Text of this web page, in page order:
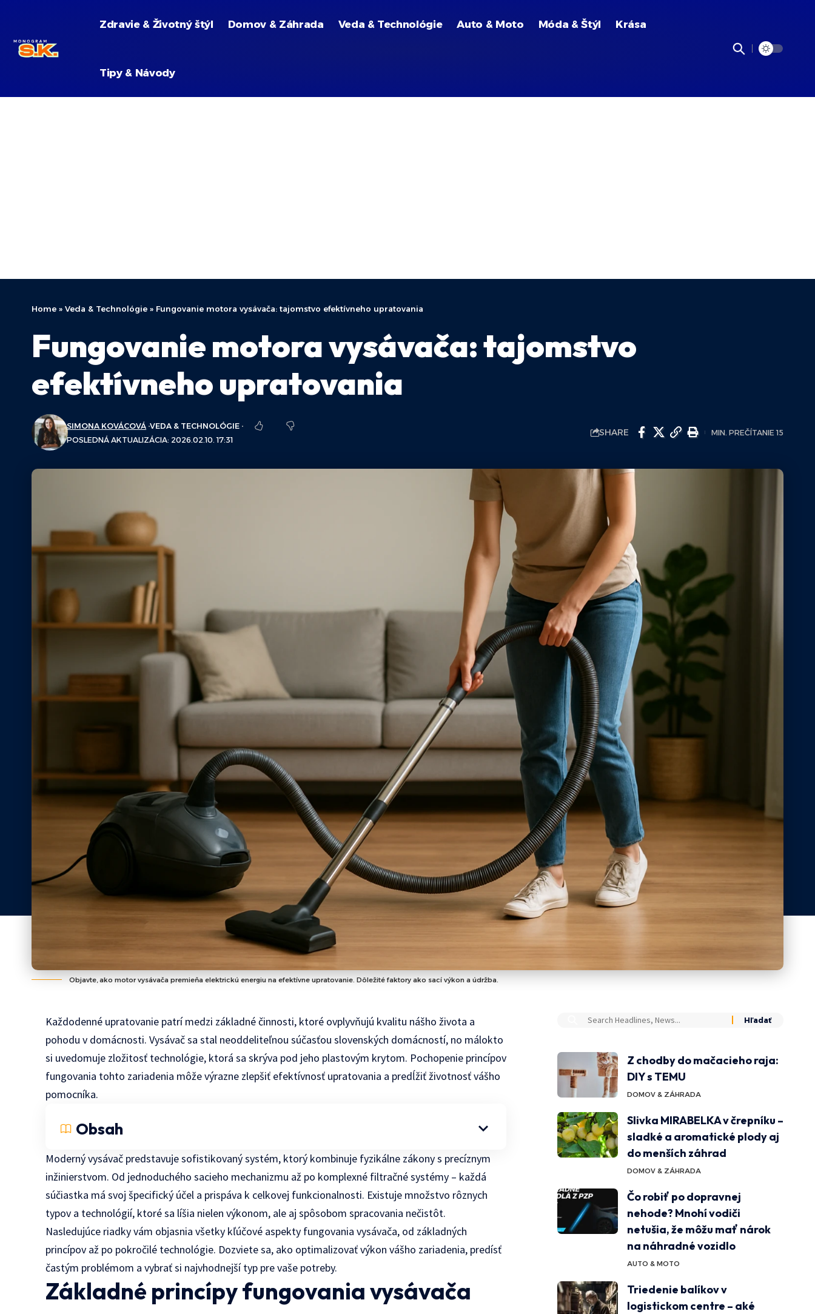
Zdravie & Životný štýl Domov & Záhrada Veda & Technológie Auto & Moto Móda & Štýl Krása
Tipy & Návody
Home » Veda & Technológie » Fungovanie motora vysávača: tajomstvo efektívneho upratovania
Fungovanie motora vysávača: tajomstvo
efektívneho upratovania
POSLEDNÁ AKTUALIZÁCIA: 2026.02.10. 17:31
SIMONA KOVÁCOVÁ VEDA & TECHNOLÓGIE
SHARE MIN. PREČÍTANIE 15
Objavte, ako motor vysávača premieňa elektrickú energiu na efektívne upratovanie. Dôležité faktory ako sací výkon a údržba.
Každodenné upratovanie patrí medzi základné činnosti, ktoré ovplyvňujú kvalitu nášho života a
pohodu v domácnosti. Vysávač sa stal neoddeliteľnou súčasťou slovenských domácností, no málokto
si uvedomuje zložitosť technológie, ktorá sa skrýva pod jeho plastovým krytom. Pochopenie princípov
fungovania tohto zariadenia môže výrazne zlepšiť efektívnosť upratovania a predĺžiť životnosť vášho
pomocníka.
Obsah
Moderný vysávač predstavuje sofistikovaný systém, ktorý kombinuje fyzikálne zákony s precíznym
inžinierstvom. Od jednoduchého sacieho mechanizmu až po komplexné filtračné systémy – každá
súčiastka má svoj špecifický účel a prispáva k celkovej funkcionalnosti. Existuje množstvo rôznych
typov a technológií, ktoré sa líšia nielen výkonom, ale aj spôsobom spracovania nečistôt.
Nasledujúce riadky vám objasnia všetky kľúčové aspekty fungovania vysávača, od základných
princípov až po pokročilé technológie. Dozviete sa, ako optimalizovať výkon vášho zariadenia, predísť
častým problémom a vybrať si najvhodnejší typ pre vaše potreby.
Základné princípy fungovania vysávača
Z chodby do mačacieho raja:
DIY s TEMU
DOMOV & ZÁHRADA
Slivka MIRABELKA v črepníku –
sladké a aromatické plody aj
do menších záhrad
DOMOV & ZÁHRADA
Čo robiť po dopravnej
nehode? Mnohí vodiči
netušia, že môžu mať nárok
na náhradné vozidlo
AUTO & MOTO
Triedenie balíkov v
logistickom centre – aké